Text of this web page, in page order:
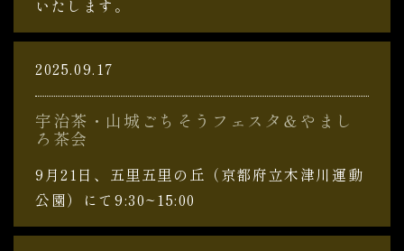
いたします。
2025.09.17
宇治茶・山城ごちそうフェスタ＆やまし
ろ茶会
9月21日、五里五里の丘（京都府立木津川運動
公園）にて9:30~15:00